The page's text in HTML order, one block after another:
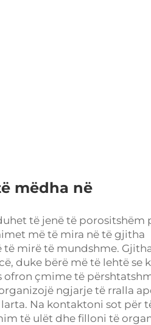
mëdha në
të jenë të porositshëm
më të mira në të gjitha
mirë të mundshme.
duke bërë më të lehtë se
ofron çmime të
ngjarje të rralla
Na kontaktoni sot për
të ulët dhe filloni të